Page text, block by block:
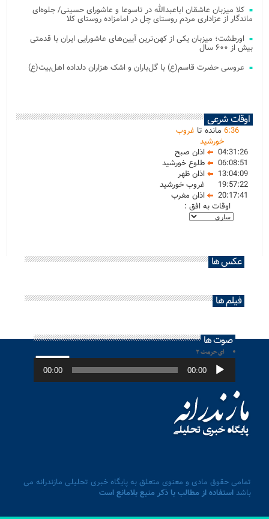
کلا میزبان عاشقان اباعبدالله در تاسوعا و عاشورای حسینی/ جلوه‌ای
ماندگار از عزاداری مردم روستای چل در امامزاده روستای کلا
اورطشت؛ میزبان یکی از کهن‌ترین آیین‌های عاشورایی ایران با قدمتی
بیش از ۶۰۰ سال
عروسی حضرت قاسم(ع) با گل‌باران و اشک هزاران دلداده اهل‌بیت(ع)
اوقات شرعی
6:36 مانده تاغروب
خورشید
04:31:26
اذان صبح
06:08:51
طلوع خورشید
13:04:09
اذان ظهر
19:57:22
غروب خورشید
20:17:41
اذان مغرب
اوقات به افق :
عکس ها
فیلم ها
صوت ها
ای حرمت ۲
پخش‌کننده
صوت 00:00
00:00
تمامی حقوق مادی و معنوی متعلق به پایگاه خبری تحلیلی مازندرانه می
باشداستفاده از مطالب با ذکر منبع بلامانع است